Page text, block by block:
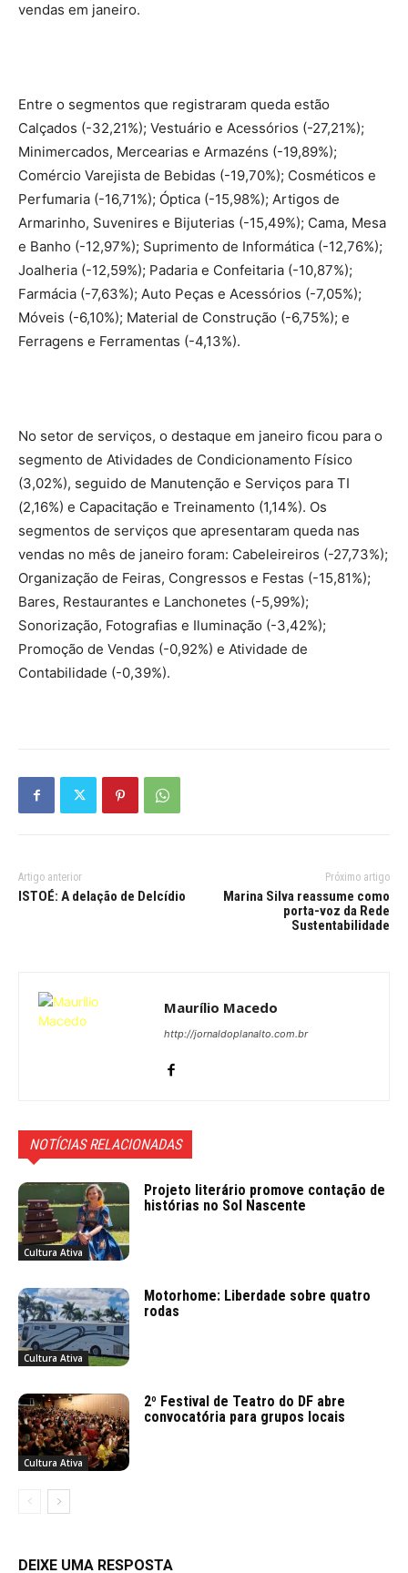
vendas em janeiro.
Entre o segmentos que registraram queda estão
Calçados (-32,21%); Vestuário e Acessórios (-27,21%);
Minimercados, Mercearias e Armazéns (-19,89%);
Comércio Varejista de Bebidas (-19,70%); Cosméticos e
Perfumaria (-16,71%); Óptica (-15,98%); Artigos de
Armarinho, Suvenires e Bijuterias (-15,49%); Cama, Mesa
e Banho (-12,97%); Suprimento de Informática (-12,76%);
Joalheria (-12,59%); Padaria e Confeitaria (-10,87%);
Farmácia (-7,63%); Auto Peças e Acessórios (-7,05%);
Móveis (-6,10%); Material de Construção (-6,75%); e
Ferragens e Ferramentas (-4,13%).
No setor de serviços, o destaque em janeiro ficou para o
segmento de Atividades de Condicionamento Físico
(3,02%), seguido de Manutenção e Serviços para TI
(2,16%) e Capacitação e Treinamento (1,14%). Os
segmentos de serviços que apresentaram queda nas
vendas no mês de janeiro foram: Cabeleireiros (-27,73%);
Organização de Feiras, Congressos e Festas (-15,81%);
Bares, Restaurantes e Lanchonetes (-5,99%);
Sonorização, Fotografias e Iluminação (-3,42%);
Promoção de Vendas (-0,92%) e Atividade de
Contabilidade (-0,39%).
Artigo anterior
ISTOÉ: A delação de Delcídio
Próximo artigo
Marina Silva reassume como
porta-voz da Rede
Sustentabilidade
Maurílio Macedo
http://jornaldoplanalto.com.br
NOTÍCIAS RELACIONADAS
Cultura Ativa
Projeto literário promove contação de
histórias no Sol Nascente
Cultura Ativa
Motorhome: Liberdade sobre quatro
rodas
Cultura Ativa
2º Festival de Teatro do DF abre
convocatória para grupos locais
DEIXE UMA RESPOSTA